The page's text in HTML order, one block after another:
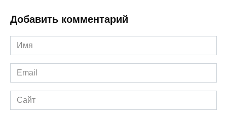
Добавить комментарий
Имя
*
Email
*
Сайт